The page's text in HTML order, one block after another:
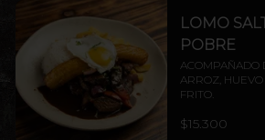
LOMO
POBRE
ACOMPAÑADO
ARROZ,
FRITO.
$15.300